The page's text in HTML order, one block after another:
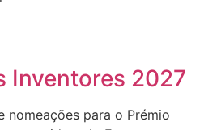
Inventores 2027
para o Prémio